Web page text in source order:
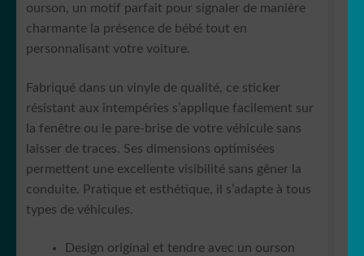
ourson, un motif parfait pour signaler de manière
charmante la présence de bébé tout en
personnalisant votre voiture.
Fabriqué dans un vinyle de qualité, ce sticker
résistant aux intempéries s’applique facilement sur
la fenêtre ou le pare-brise de votre véhicule sans
laisser de traces. Ses dimensions optimisées
permettent une excellente visibilité sans gêner la
conduite. Pratique et esthétique, il s’adapte à tous
types de véhicules.
Design original et tendre avec un ourson